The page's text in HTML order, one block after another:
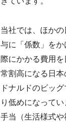
当社では、ほか
与に「係数」を
際にかかる費用
常割高になる日
ドナルドのビッ
り低めになって
手当（生活様式